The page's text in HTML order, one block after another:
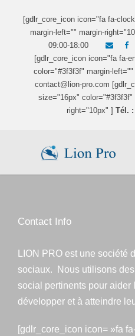
[gdlr_core_icon icon="fa fa-
margin-left="" margin-
09:00-18:00
[gdlr_core_icon icon="fa fa-
color="#3f3f3f" margin-
contact@lion-pro.com
size="16px"
right="10px" ] Tél. :
Contact Info
LION PRO est une société
sociaux. Nous utilisons
social pertinents pour aider
développer et à atteindre
[gdlr_core_icon icon= »fa